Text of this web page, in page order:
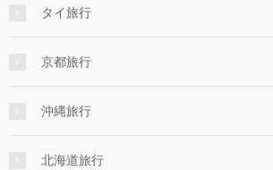
タイ旅行
京都旅行
沖縄旅行
北海道旅行